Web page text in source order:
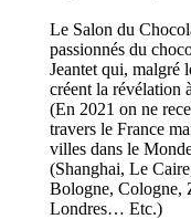
Le Salon du
passionnés du
Jeantet qui, malgré
créent la révélation
(En 2021 on ne
travers le France
villes dans le
(Shanghai, Le
Bologne, Cologne,
Londres… Etc.)